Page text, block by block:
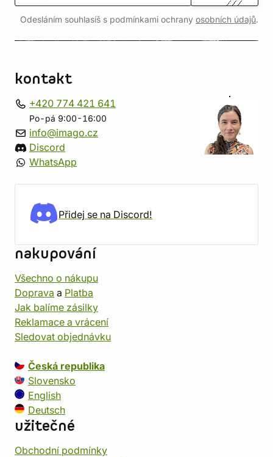
Odesláním souhlasíš s podmínkami ochrany osobních údajů.
kontakt
+420 774 421 641
Po-pá 9:00-16:00
info@imago.cz
Discord
WhatsApp
Přidej se na Discord!
nakupování
Všechno o nákupu
Doprava a Platba
Jak balíme zásilky
Reklamace a vrácení
Sledovat objednávku
Česká republika
Slovensko
English
Deutsch
užitečné
Obchodní podmínky